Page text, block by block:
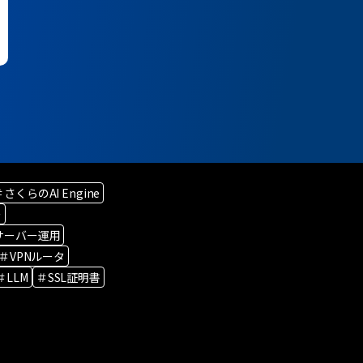
さくらのAI Engine
ーバー運用
VPNルータ
LLM
＃SSL証明書